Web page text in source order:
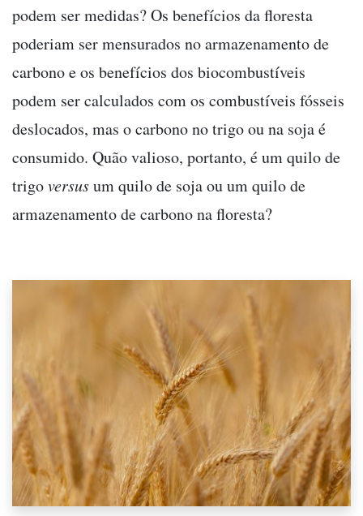
podem ser medidas? Os benefícios da floresta
poderiam ser mensurados no armazenamento de
carbono e os benefícios dos biocombustíveis
podem ser calculados com os combustíveis fósseis
deslocados, mas o carbono no trigo ou na soja é
consumido. Quão valioso, portanto, é um quilo de
trigoversusum quilo de soja ou um quilo de
armazenamento de carbono na floresta?